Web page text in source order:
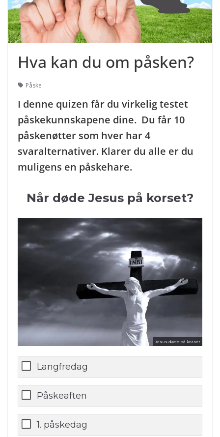
Hva kan du om påsken?
Påske
I denne quizen får du virkelig testet
påskekunnskapene dine. Du får 10
påskenøtter som hver har 4
svaralternativer. Klarer du alle er du
muligens en påskehare.
Når døde Jesus på korset?
Jesus døde på korset
Langfredag
Påskeaften
1. påskedag